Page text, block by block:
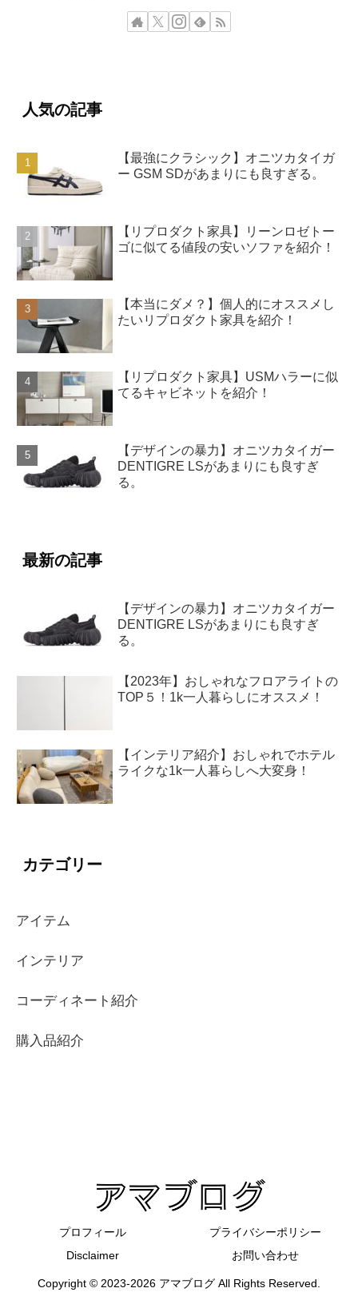
人気の記事
【最強にクラシック】オニツカタイガ
ー GSM SDがあまりにも良すぎる。
【リプロダクト家具】リーンロゼトー
ゴに似てる値段の安いソファを紹介！
【本当にダメ？】個人的にオススメし
たいリプロダクト家具を紹介！
【リプロダクト家具】USMハラーに似
てるキャビネットを紹介！
【デザインの暴力】オニツカタイガー
DENTIGRE LSがあまりにも良すぎ
る。
最新の記事
【デザインの暴力】オニツカタイガー
DENTIGRE LSがあまりにも良すぎ
る。
【2023年】おしゃれなフロアライトの
TOP５！1k一人暮らしにオススメ！
【インテリア紹介】おしゃれでホテル
ライクな1k一人暮らしへ大変身！
カテゴリー
アイテム
インテリア
コーディネート紹介
購入品紹介
プロフィール
プライバシーポリシー
Disclaimer
お問い合わせ
Copyright © 2023-2026 アマブログ All Rights Reserved.